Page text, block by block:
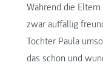
Während die
zwar auffällig
Tochter Paula
das schon und